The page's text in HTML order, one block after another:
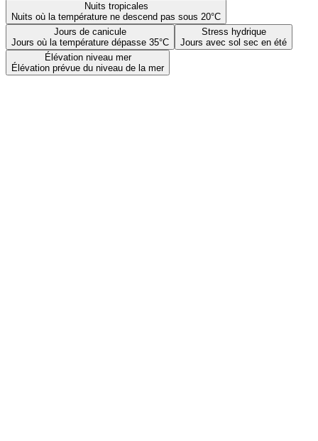
Nuits tropicales
Nuits où la température ne descend pas sous 20°C
Jours de canicule
Jours où la température dépasse 35°C
Stress hydrique
Jours avec sol sec en été
Élévation niveau mer
Élévation prévue du niveau de la mer